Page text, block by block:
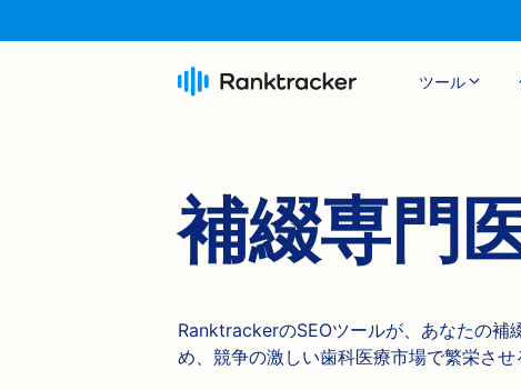
ツール
補綴専門
RanktrackerのSEOツールが、あなたの補
め、競争の激しい歯科医療市場で繁栄させ